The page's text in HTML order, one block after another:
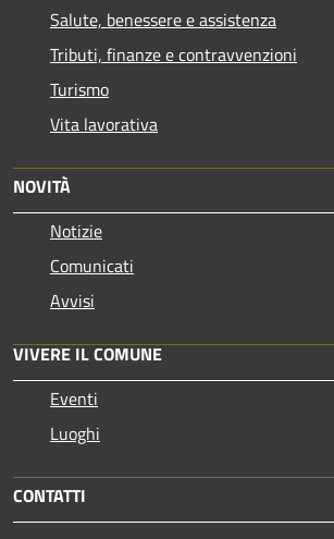
Salute, benessere e assistenza
Tributi, finanze e contravvenzioni
Turismo
Vita lavorativa
NOVITÀ
Notizie
Comunicati
Avvisi
VIVERE IL COMUNE
Eventi
Luoghi
CONTATTI